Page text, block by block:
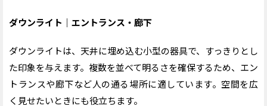
ダウンライト｜エントランス・廊下
ダウンライトは、天井に埋め込む小型の器具で、すっきりとし
た印象を与えます。複数を並べて明るさを確保するため、エン
トランスや廊下など人の通る場所に適しています。空間を広
く見せたいときにも役立ちます。